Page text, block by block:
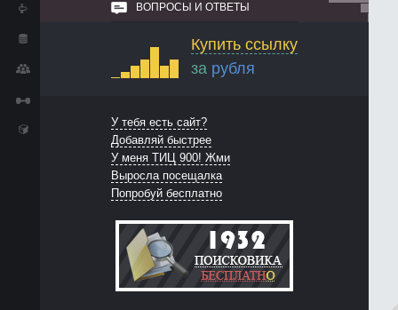
ВОПРОСЫ И ОТВЕТЫ
Купить ссылку
за рубля
У тебя есть сайт?
Добавляй быстрее
У меня ТИЦ 900! Жми
Выросла посещалка
Попробуй бесплатно